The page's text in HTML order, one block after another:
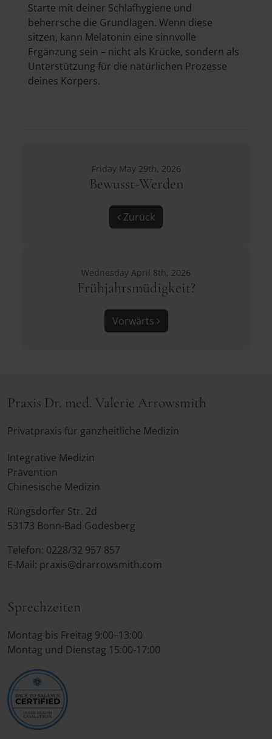
Starte mit deiner Schlafhygiene und
beherrsche die Grundlagen. Wenn diese
sitzen, kann Melatonin eine sinnvolle
Ergänzung sein – nicht als Krücke, sondern als
Unterstützung für die natürlichen Prozesse
deines Körpers.
Friday May 29th, 2026
Bewusst-Werden
Zurück
Wednesday April 8th, 2026
Frühjahrsmüdigkeit?
Vorwärts
Praxis Dr. med. Valerie Arrowsmith
Privatpraxis für ganzheitliche Medizin
Integrative Medizin
Prävention
Chinesische Medizin
Rüngsdorfer Str. 2d
53173 Bonn-Bad Godesberg
Telefon: 0228/32 957 857
E-Mail: praxis@drarrowsmith.com
Sprechzeiten
Montag bis Freitag 9:00–13:00
Montag und Dienstag 15:00-17:00